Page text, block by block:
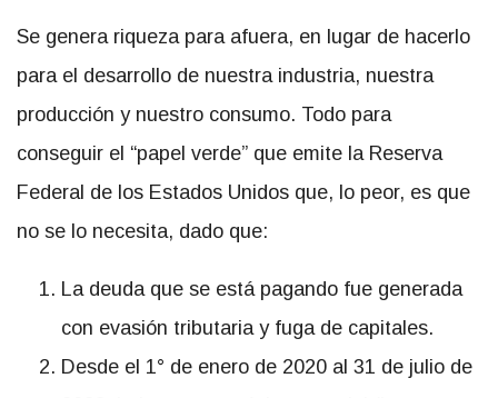
Se genera riqueza para afuera, en lugar de hacerlo
para el desarrollo de nuestra industria, nuestra
producción y nuestro consumo. Todo para
conseguir el “papel verde” que emite la Reserva
Federal de los Estados Unidos que, lo peor, es que
no se lo necesita, dado que:
La deuda que se está pagando fue generada
con evasión tributaria y fuga de capitales.
Desde el 1° de enero de 2020 al 31 de julio de